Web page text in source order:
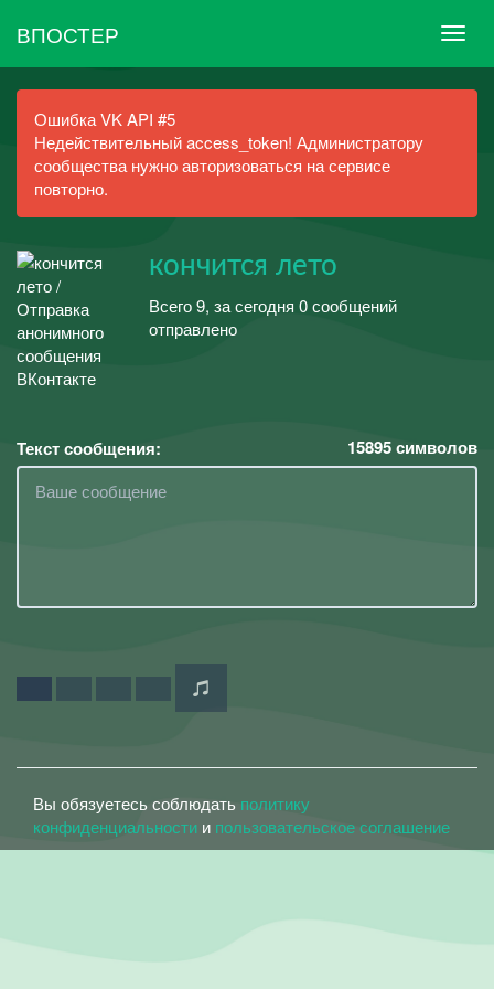
ВПОСТЕР
Ошибка VK API #5
Недействительный access_token! Администратору
сообщества нужно авторизоваться на сервисе
повторно.
кончится лето
Всего 9, за сегодня 0 сообщений
отправлено
Текст сообщения: 15895символов
Вы обязуетесь соблюдать политику
конфиденциальности и пользовательское соглашение